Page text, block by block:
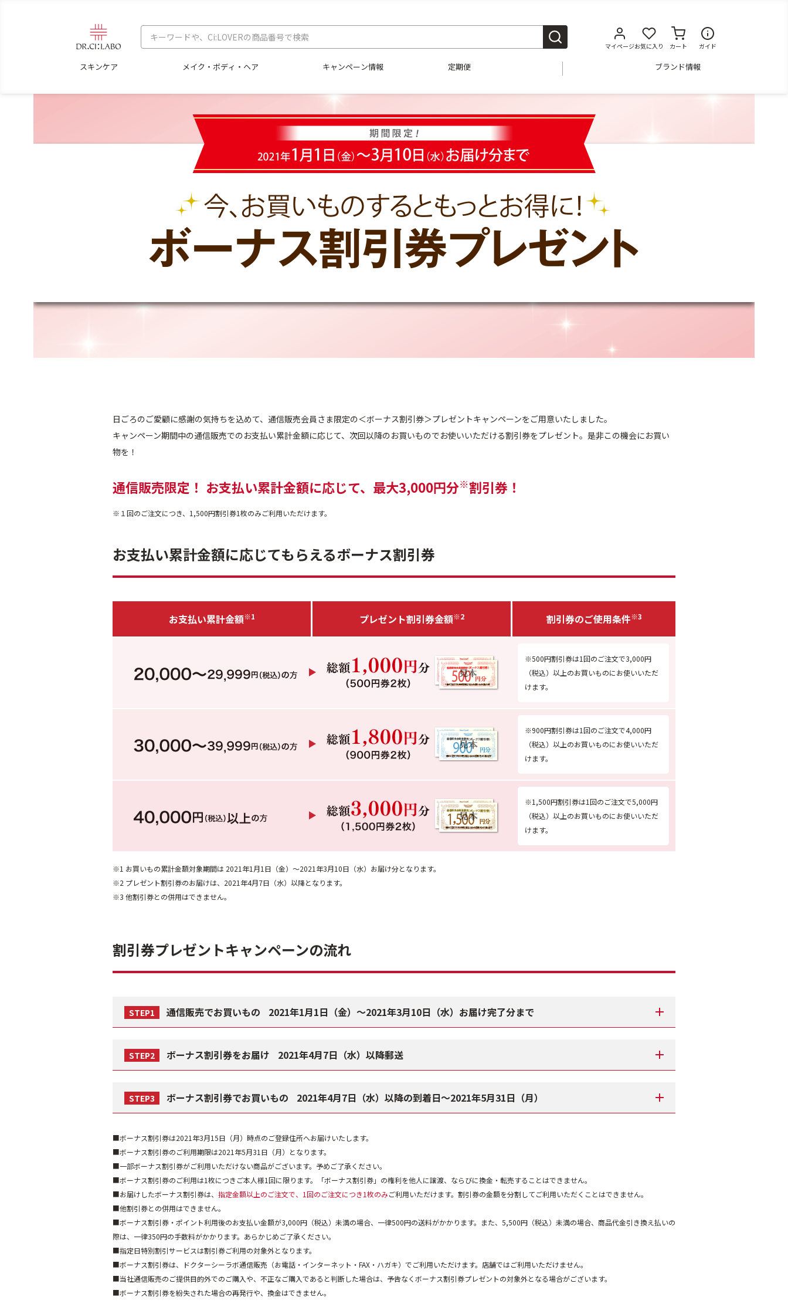
マイページお気に入り カート ガイド
スキンケア メイク・ボディ・ヘア キャンペーン情報 定期便 ブランド情報
日ごろのご愛顧に感謝の気持ちを込めて、通信販売会員さま限定の＜ボーナス割引券＞プレゼントキャンペーンをご用意いたしました。
キャンペーン期間中の通信販売でのお支払い累計金額に応じて、次回以降のお買いものでお使いいただける割引券をプレゼント。是非この機会にお買い
物を！
通信販売限定！ お支払い累計金額に応じて、最大3,000円分※割引券！
※１回のご注文につき、1,500円割引券1枚のみご利用いただけます。
お支払い累計金額に応じてもらえるボーナス割引券
お支払い累計金額※1 プレゼント割引券金額※2 割引券のご使用条件※3
※500円割引券は1回のご注文で3,000円
（税込）以上のお買いものにお使いいただ
けます。
※900円割引券は1回のご注文で4,000円
（税込）以上のお買いものにお使いいただ
けます。
※1,500円割引券は1回のご注文で5,000円
（税込）以上のお買いものにお使いいただ
けます。
※1 お買いもの累計金額対象期間は 2021年1月1日（金）～2021年3月10日（水）お届け分となります。
※2 プレゼント割引券のお届けは、2021年4月7日（水）以降となります。
※3 他割引券との併用はできません。
割引券プレゼントキャンペーンの流れ
STEP1 通信販売でお買いもの 2021年1月1日（金）～2021年3月10日（水）お届け完了分まで
STEP2 ボーナス割引券をお届け 2021年4月7日（水）以降郵送
STEP3 ボーナス割引券でお買いもの 2021年4月7日（水）以降の到着日〜2021年5月31日（月）
■ボーナス割引券は2021年3月15日（月）時点のご登録住所へお届けいたします。
■ボーナス割引券のご利用期限は2021年5月31日（月）となります。
■一部ボーナス割引券がご利用いただけない商品がございます。予めご了承ください。
■ボーナス割引券のご利用は1枚につきご本人様1回に限ります。「ボーナス割引券」の権利を他人に譲渡、ならびに換金・転売することはできません。
■お届けしたボーナス割引券は、 指定金額以上のご注文で、1回のご注文につき1枚のみご利用いただけます。割引券の金額を分割してご利用いただくことはできません。
■他割引券との併用はできません。
■ボーナス割引券・ポイント利用後のお支払い金額が3,000円（税込）未満の場合、一律500円の送料がかかります。また、5,500円（税込）未満の場合、商品代金引き換え払いの
際は、一律350円の手数料がかかります。あらかじめご了承ください。
■指定日特別割引サービスは割引券ご利用の対象外となります。
■ボーナス割引券は、ドクターシーラボ通信販売（お電話・インターネット・FAX・ハガキ）でご利用いただけます。店舗ではご利用いただけません。
■当社通信販売のご提供目的外でのご購入や、不正なご購入であると判断した場合は、予告なくボーナス割引券プレゼントの対象外となる場合がございます。
■ボーナス割引券を紛失された場合の再発行や、換金はできません。